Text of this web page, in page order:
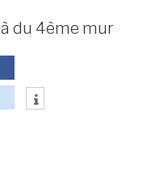
du 4ème mur